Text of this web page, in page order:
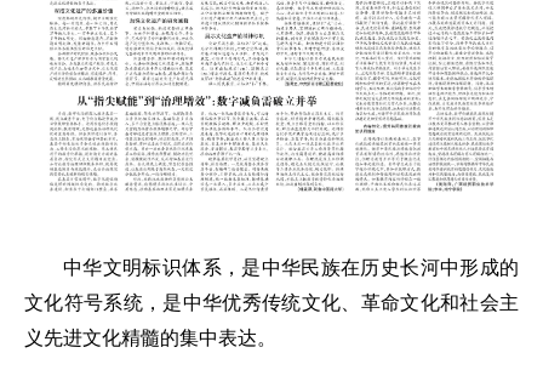
中华文明标识体系，是中华民族在历史长河中形成的
文化符号系统，是中华优秀传统文化、革命文化和社会主
义先进文化精髓的集中表达。